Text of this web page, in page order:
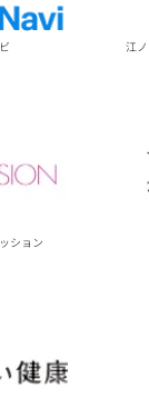
江
ション